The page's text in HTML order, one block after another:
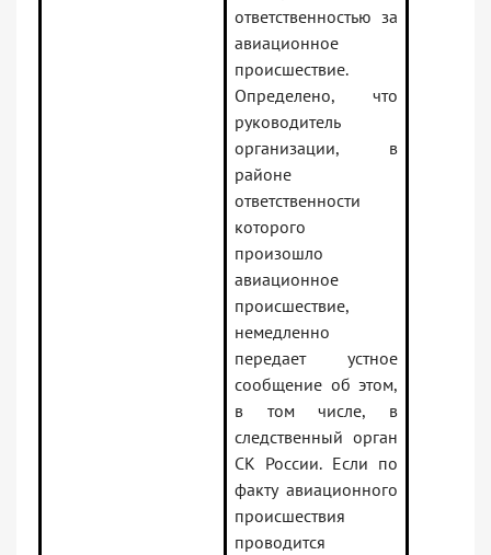
ответственностью за
авиационное
происшествие.
Определено, что
руководитель
организации, в
районе
ответственности
которого
произошло
авиационное
происшествие,
немедленно
передает устное
сообщение об этом,
в том числе, в
следственный орган
СК России. Если по
факту авиационного
происшествия
проводится